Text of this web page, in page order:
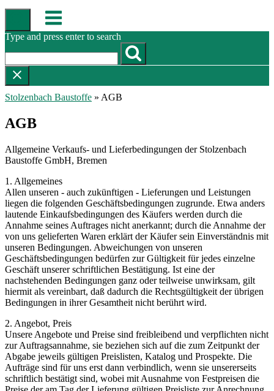
Skip
content
Menu
Type and press enter to search
Stolzenbach Baustoffe » AGB
AGB
Allgemeine Verkaufs- und Lieferbedingungen der Stolzenbach
Baustoffe GmbH, Bremen
1. Allgemeines
Allen unseren - auch zukünftigen - Lieferungen und Leistungen
liegen die folgenden Geschäftsbedingungen zugrunde. Etwa anders
lautende Einkaufsbedingungen des Käufers werden durch die
Annahme seines Auftrages nicht anerkannt; durch die Annahme der
von uns gelieferten Waren erklärt der Käufer sein Einverständnis mit
unseren Bedingungen. Abweichungen von unseren
Geschäftsbedingungen bedürfen zur Gültigkeit für jedes einzelne
Geschäft unserer schriftlichen Bestätigung. Ist eine der
nachstehenden Bedingungen ganz oder teilweise unwirksam, gilt
hiermit als vereinbart, daß dadurch die Rechtsgültigkeit der übrigen
Bedingungen in ihrer Gesamtheit nicht berührt wird.
2. Angebot, Preis
Unsere Angebote und Preise sind freibleibend und verpflichten nicht
zur Auftragsannahme, sie beziehen sich auf die zum Zeitpunkt der
Abgabe jeweils gültigen Preislisten, Katalog und Prospekte. Die
Aufträge sind für uns erst dann verbindlich, wenn sie unsererseits
schriftlich bestätigt sind, wobei mit Ausnahme von Festpreisen die